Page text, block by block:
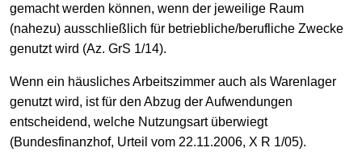
gemacht werden können, wenn der jeweilige Raum
(nahezu) ausschließlich für betriebliche/berufliche Zwecke
genutzt wird (Az. GrS 1/14).
Wenn ein häusliches Arbeitszimmer auch als Warenlager
genutzt wird, ist für den Abzug der Aufwendungen
entscheidend, welche Nutzungsart überwiegt
(Bundesfinanzhof, Urteil vom 22.11.2006, X R 1/05).